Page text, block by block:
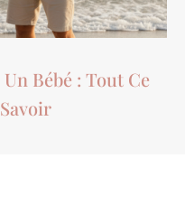
Bébé : Tout Ce